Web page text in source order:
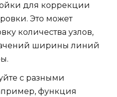
для коррекции
Это может
количества узлов,
ширины линий
с разными
функция